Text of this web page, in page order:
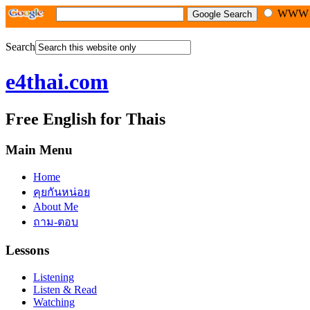
WWW
Search
e4thai.com
Free English for Thais
Main Menu
Home
คุยกันหน่อย
About Me
ถาม-ตอบ
Lessons
Listening
Listen & Read
Watching